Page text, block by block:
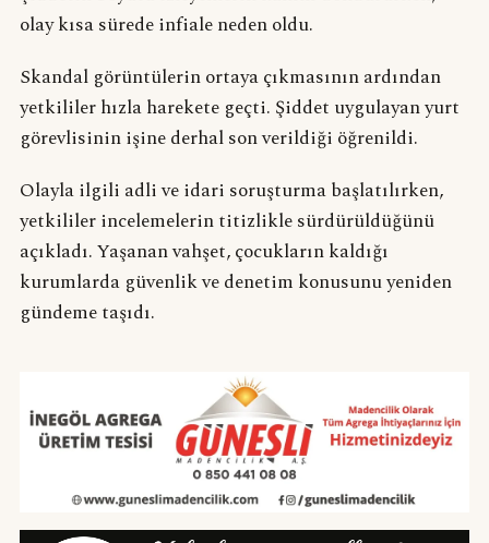
olay kısa sürede infiale neden oldu.
Skandal görüntülerin ortaya çıkmasının ardından
yetkililer hızla harekete geçti. Şiddet uygulayan yurt
görevlisinin işine derhal son verildiği öğrenildi.
Olayla ilgili adli ve idari soruşturma başlatılırken,
yetkililer incelemelerin titizlikle sürdürüldüğünü
açıkladı. Yaşanan vahşet, çocukların kaldığı
kurumlarda güvenlik ve denetim konusunu yeniden
gündeme taşıdı.